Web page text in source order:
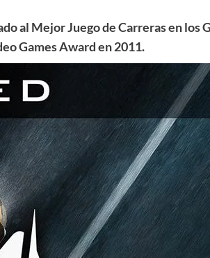
al Mejor Juego de Carreras en los
Games Award en 2011.